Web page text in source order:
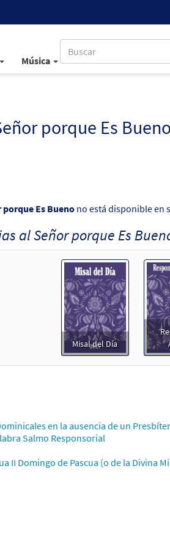
Música
porque Es Bueno
porque Es Buenono está disponible en
al Señor porque Es
Misal del Día
en la ausencia de un
Salmo Responsorial
II Domingo de Pascua (o de la Divina